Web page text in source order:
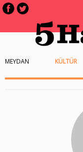
MEYDAN KÜLTÜR